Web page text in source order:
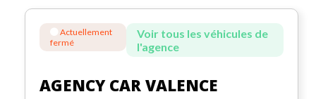
Actuellement
fermé
Voir tous les véhicules de
l'agence
AGENCY CAR VALENCE